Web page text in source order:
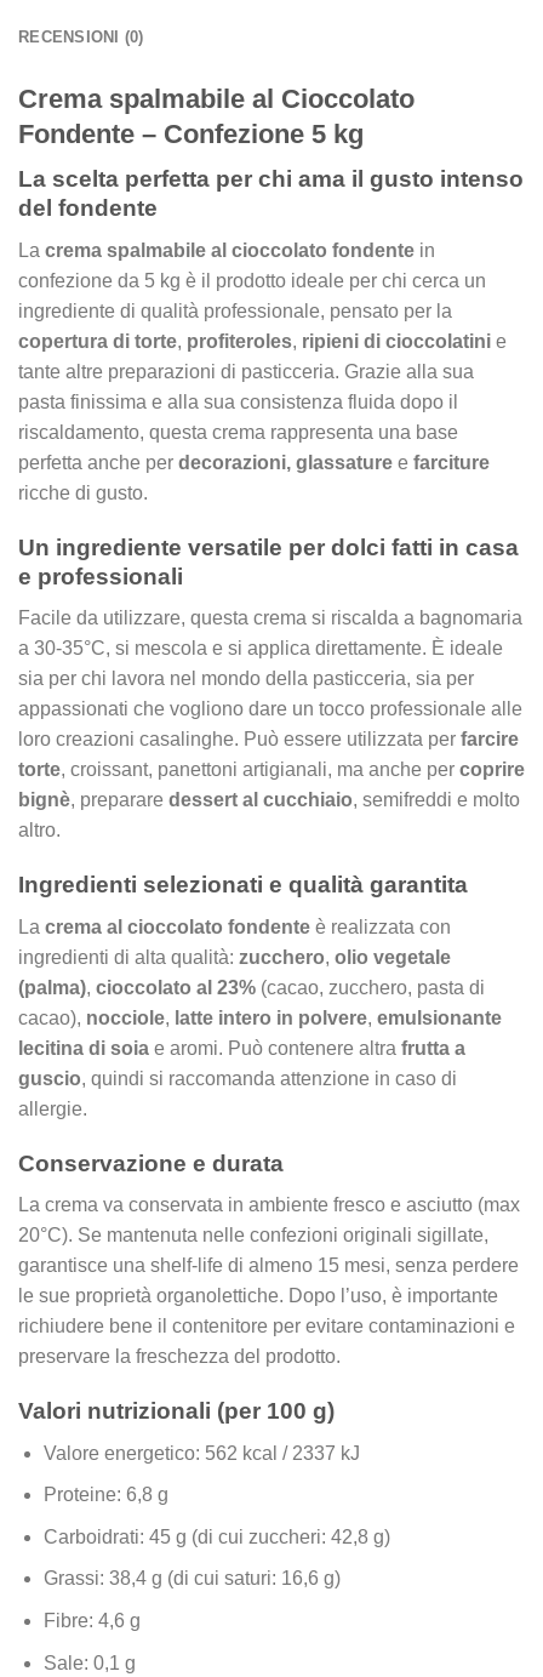
RECENSIONI (0)
Crema spalmabile al Cioccolato
Fondente – Confezione 5 kg
La scelta perfetta per chi ama il gusto intenso
del fondente
La crema spalmabile al cioccolato fondente in
confezione da 5 kg è il prodotto ideale per chi cerca un
ingrediente di qualità professionale, pensato per la
copertura di torte, profiteroles, ripieni di cioccolatini e
tante altre preparazioni di pasticceria. Grazie alla sua
pasta finissima e alla sua consistenza fluida dopo il
riscaldamento, questa crema rappresenta una base
perfetta anche per decorazioni, glassature e farciture
ricche di gusto.
Un ingrediente versatile per dolci fatti in casa
e professionali
Facile da utilizzare, questa crema si riscalda a bagnomaria
a 30-35°C, si mescola e si applica direttamente. È ideale
sia per chi lavora nel mondo della pasticceria, sia per
appassionati che vogliono dare un tocco professionale alle
loro creazioni casalinghe. Può essere utilizzata per farcire
torte, croissant, panettoni artigianali, ma anche per coprire
bignè, preparare dessert al cucchiaio, semifreddi e molto
altro.
Ingredienti selezionati e qualità garantita
La crema al cioccolato fondente è realizzata con
ingredienti di alta qualità: zucchero, olio vegetale
(palma), cioccolato al 23% (cacao, zucchero, pasta di
cacao), nocciole, latte intero in polvere, emulsionante
lecitina di soia e aromi. Può contenere altra frutta a
guscio, quindi si raccomanda attenzione in caso di
allergie.
Conservazione e durata
La crema va conservata in ambiente fresco e asciutto (max
20°C). Se mantenuta nelle confezioni originali sigillate,
garantisce una shelf-life di almeno 15 mesi, senza perdere
le sue proprietà organolettiche. Dopo l’uso, è importante
richiudere bene il contenitore per evitare contaminazioni e
preservare la freschezza del prodotto.
Valori nutrizionali (per 100 g)
Valore energetico: 562 kcal / 2337 kJ
Proteine: 6,8 g
Carboidrati: 45 g (di cui zuccheri: 42,8 g)
Grassi: 38,4 g (di cui saturi: 16,6 g)
Fibre: 4,6 g
Sale: 0,1 g